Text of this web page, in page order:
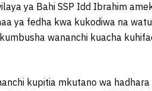
ya Bahi SSP Idd Ibrahim
ya fedha kwa kukodiwa na
wananchi kuacha
kupitia mkutano wa